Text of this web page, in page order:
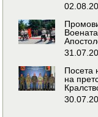
Посета
на